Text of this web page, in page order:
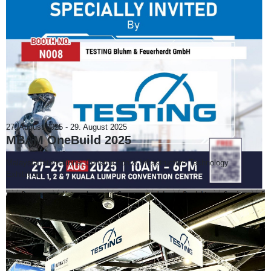
27. August 2025 - 29. August 2025
MBAM OneBuild 2025
Malaysia International Construction & Infrastructure Technology
Exhibition